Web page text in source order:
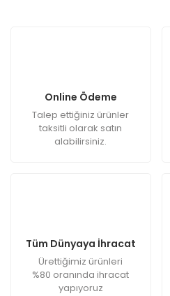
Online Ödeme
Talep ettiğiniz ürünler
taksitli olarak satın
alabilirsiniz.
Tüm Dünyaya İhracat
Ürettiğimiz ürünleri
%80 oranında ihracat
yapıyoruz